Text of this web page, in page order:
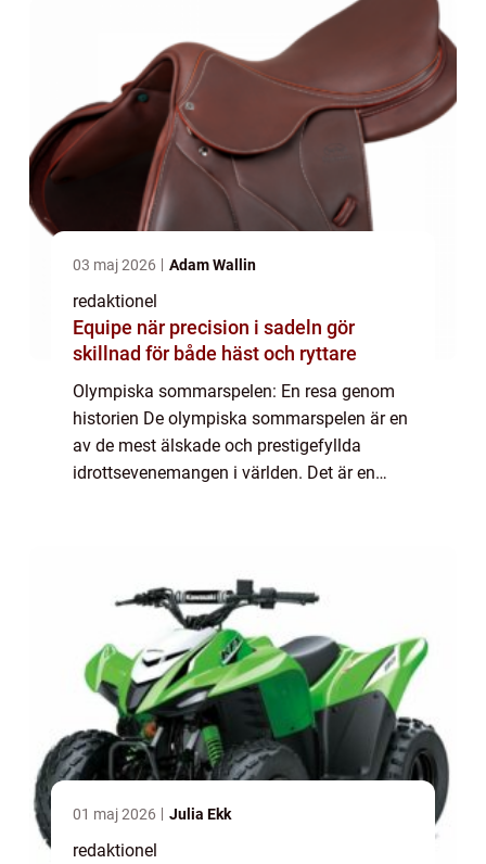
03 maj 2026 Adam Wallin
redaktionel
Equipe när precision i sadeln gör
skillnad för både häst och ryttare
Olympiska sommarspelen: En resa genom
historien De olympiska sommarspelen är en
av de mest älskade och prestigefyllda
idrottsevenemangen i världen. Det är en
01 maj 2026 Julia Ekk
redaktionel